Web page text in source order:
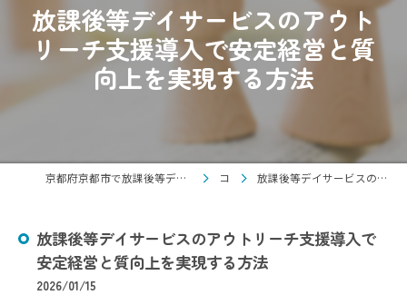
放課後等デイサービスのアウト
リーチ支援導入で安定経営と質
向上を実現する方法
京都府京都市で放課後等デイサービスの求人なら放課後等デイサービス キッズ・フィールド コラム 放課後等デイサービスのアウトリーチ支援導入で安定経営と質向上を実現する方法
放課後等デイサービスのアウトリーチ支援導入で
安定経営と質向上を実現する方法
2026/01/15